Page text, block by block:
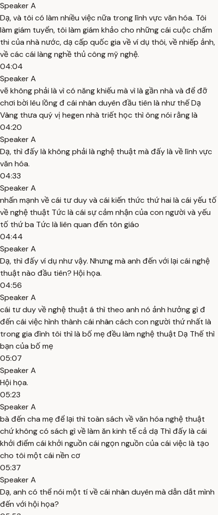
Speaker A
Dạ, và tôi có làm nhiều việc nữa trong lĩnh vực văn hóa. Tôi
làm giám tuyển, tôi làm giám khảo cho những cái cuộc chấm
thi của nhà nước, dạ cấp quốc gia về ví dụ thôi, về nhiếp ảnh,
về các cái làng nghề thủ công mỹ nghệ.
04:04
Speaker A
vẽ không phải là vì có năng khiếu mà vì là gần nhà và để đỡ
chơi bời lêu lồng đ cái nhân duyên đầu tiên là như thế Dạ
Vâng thưa quý vị hegen nhà triết học thì ông nói rằng là
04:20
Speaker A
Dạ, thì đấy là không phải là nghệ thuật mà đấy là về lĩnh vực
văn hóa.
04:33
Speaker A
nhấn mạnh về cái tư duy và cái kiến thức thứ hai là cái yếu tố
về nghệ thuật Tức là cái sự cảm nhận của con người và yếu
tố thứ ba Tức là liên quan đến tôn giáo
04:44
Speaker A
Dạ, thì đấy ví dụ như vậy. Nhưng mà anh đến với lại cái nghệ
thuật nào đầu tiên? Hội họa.
04:56
Speaker A
cái tư duy về nghệ thuật á thì theo anh nó ảnh hưởng gì đ
đến cái việc hình thành cái nhân cách con người thứ nhất là
trong gia đình tôi thì là bố mẹ đều làm nghệ thuật Dạ Thế thì
bạn của bố mẹ
05:07
Speaker A
Hội họa.
05:23
Speaker A
bà đến cha mẹ để lại thì toàn sách về văn hóa nghệ thuật
chứ không có sách gì về làm ăn kinh tế cả dạ Thì đấy là cái
khởi điểm cái khởi nguồn cái ngọn nguồn của cái việc là tạo
cho tôi một cái nền cơ
05:37
Speaker A
Dạ, anh có thể nói một tí về cái nhân duyên mà dẫn dắt mình
đến với hội họa?